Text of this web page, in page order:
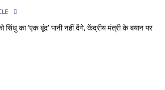
सिंधु का ‘एक बूंद’ पानी नहीं देंगे, केंद्रीय मंत्री के बयान पर